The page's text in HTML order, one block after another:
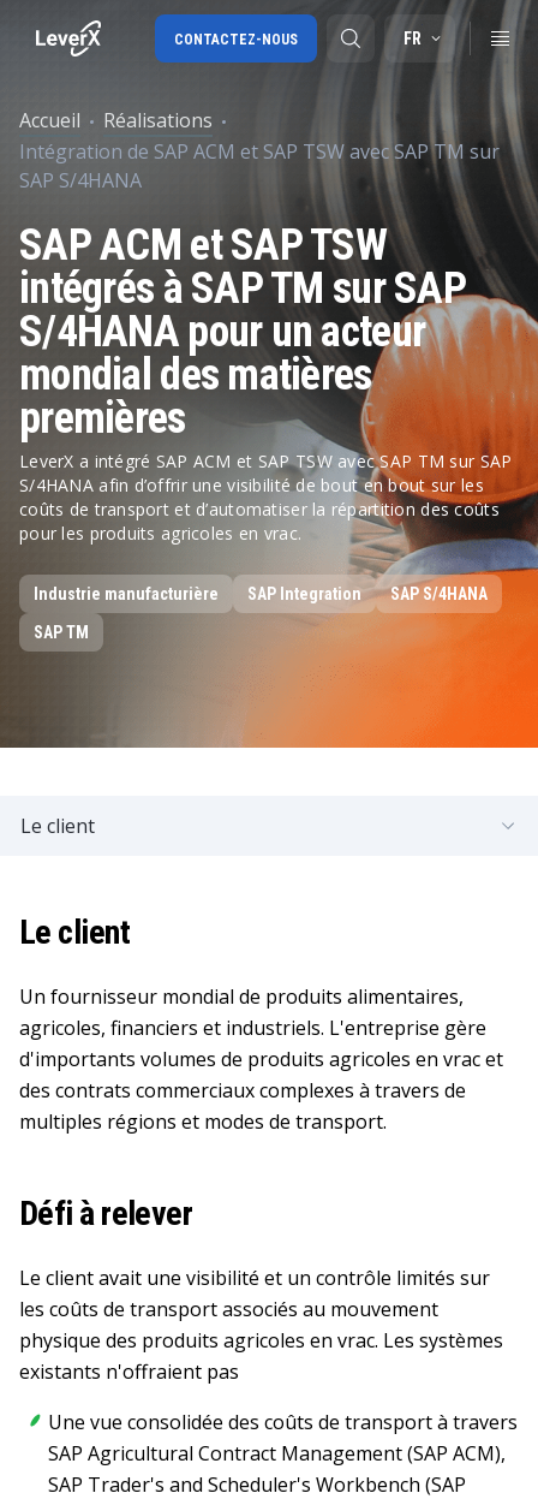
SAP S/4HANA migration
Digital Supply Chain
FR
CONTACTEZ-NOUS
Accueil
Réalisations
Intégration de SAP ACM et SAP TSW avec SAP TM sur
SAP S/4HANA
SAP ACM et SAP TSW
intégrés à SAP TM sur SAP
S/4HANA pour un acteur
mondial des matières
premières
LeverX a intégré SAP ACM et SAP TSW avec SAP TM sur SAP
S/4HANA afin d’offrir une visibilité de bout en bout sur les
coûts de transport et d’automatiser la répartition des coûts
pour les produits agricoles en vrac.
Industrie manufacturière SAP Integration
SAP S/4HANA
SAP TM
Le client
Le client
Un fournisseur mondial de produits alimentaires,
agricoles, financiers et industriels. L'entreprise gère
d'importants volumes de produits agricoles en vrac et
des contrats commerciaux complexes à travers de
multiples régions et modes de transport.
Défi à relever
Le client avait une visibilité et un contrôle limités sur
les coûts de transport associés au mouvement
physique des produits agricoles en vrac. Les systèmes
existants n'offraient pas
Une vue consolidée des coûts de transport à travers
SAP Agricultural Contract Management (SAP ACM),
SAP Trader's and Scheduler's Workbench (SAP